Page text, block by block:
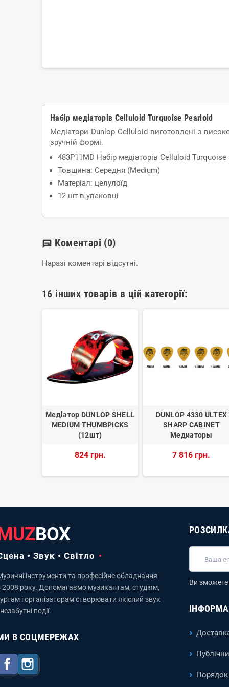
Набір медіаторів Celluloid Turquoise Pearloid
Медіатори Dunlop Celluloid виготовлені з
зручній формі.
483P11MD Набір медіаторів Celluloid
Товщина: Середня (Medium)
Матеріал: целулоїд
12 шт в упаковці
chat Коментарі (0)
Наразі коментарі відсутні.
16 інших товарів в цій категорії:
Медіатор DUNLOP SHELL
MEDIUM THUMBPICKS
(12шт)
824 грн.
DUNLOP 4330 ULTEX
SHARP CABINET
Медиаторы
7 816 грн.
BOX
• Звук • Світло
інструменти та професійне обладнання
2008 року. Допомагаємо музикантам, студіям,
і організаторам створювати якісний звук
незабутні події.
В СОЦМЕРЕЖАХ
Facebook
Ви зможете
Порядок